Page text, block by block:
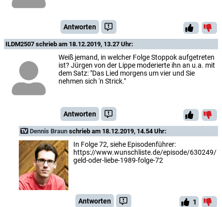
Antworten
ILDM2507 schrieb am 18.12.2019, 13.27 Uhr:
Weiß jemand, in welcher Folge Stoppok aufgetreten
ist? Jürgen von der Lippe moderierte ihn an u.a. mit
dem Satz: "Das Lied morgens um vier und Sie
nehmen sich 'n Strick."
Antworten
Dennis Braun schrieb am 18.12.2019, 14.54 Uhr:
In Folge 72, siehe Episodenführer:
https://www.wunschliste.de/episode/630249/
geld-oder-liebe-1989-folge-72
Antworten 1